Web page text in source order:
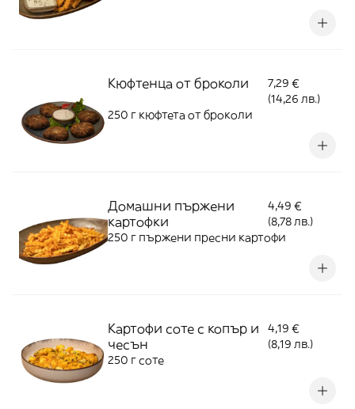
Кюфтенца от броколи
7,29 €
(14,26 лв.)
250 г кюфтета от броколи
Домашни пържени
картофки
4,49 €
(8,78 лв.)
250 г пържени пресни картофи
Картофи соте с копър и
чесън
4,19 €
(8,19 лв.)
250 г соте